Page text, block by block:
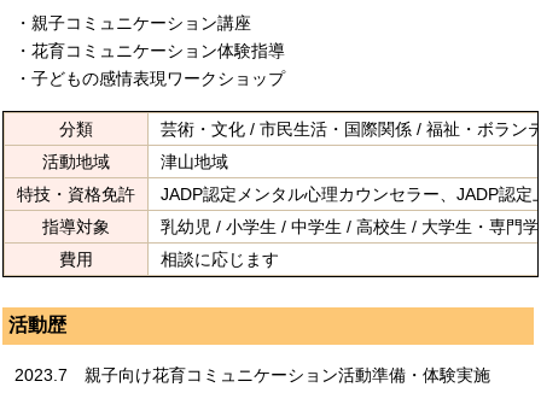
・親子コミュニケーション講座
・花育コミュニケーション体験指導
・子どもの感情表現ワークショップ
分類
芸術・文化 / 市民生活・国際関係 / 福祉・ボラン
活動地域
津山地域
特技・資格免許
JADP認定メンタル心理カウンセラー、JADP認定
指導対象
乳幼児 / 小学生 / 中学生 / 高校生 / 大学生・専門
費用
相談に応じます
活動歴
2023.7 親子向け花育コミュニケーション活動準備・体験実施